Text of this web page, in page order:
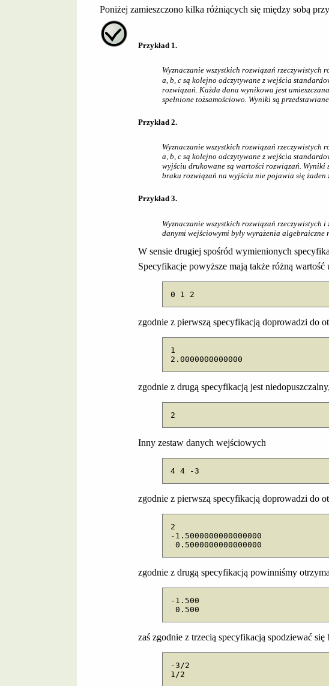
Poniżej zamieszczono kilka różniących się między sobą
Przykład 1.
Wyznaczanie wszystkich rozwiązań rzeczywistych
a b csą kolejno odczytywane z wejścia
rozwiązań. Każda dana wynikowa jest
spełnione tożsamościowo. Wyniki są
Przykład 2.
Wyznaczanie wszystkich rozwiązań rzeczywistych
a, b, csą kolejno odczytywane z wejścia
wyjściu drukowane są wartości rozwiązań. Wyniki
braku rozwiązań na wyjściu nie pojawia się żaden
Przykład 3.
Wyznaczanie wszystkich rozwiązań rzeczywistych
danymi wejściowymi były wyrażenia
W sensie drugiej spośród wymienionych
Specyfikacje powyższe mają także różną
0 1 2
zgodnie z pierwszą specyfikacją doprowadzi do
1
2.0000000000000
zgodnie z drugą specyfikacją jest
2
Inny zestaw danych wejściowych
4 4 -3
zgodnie z pierwszą specyfikacją doprowadzi do
2
-1.5000000000000000
0.5000000000000000
zgodnie z drugą specyfikacją powinniśmy
-1.500
0.500
zaś zgodnie z trzecią specyfikacją spodziewać się
-3/2
1/2